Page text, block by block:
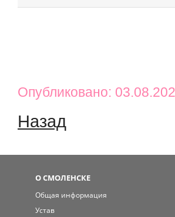
Опубликовано:
Назад
О СМОЛЕНСКЕ
Общая информация
Устав